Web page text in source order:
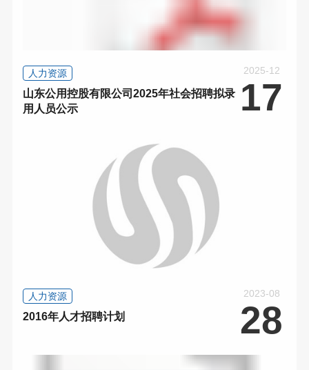
人力资源
山东公用控股有限公司2025年社会招聘拟录
用人员公示
2025-12
17
人力资源
2016年人才招聘计划
2023-08
28